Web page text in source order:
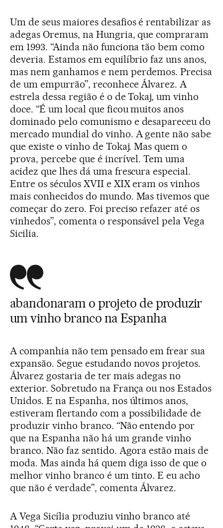
Um de seus maiores desafios é rentabilizar as
adegas Oremus, na Hungria, que compraram
em 1993. “Ainda não funciona tão bem como
deveria. Estamos em equilíbrio faz uns anos,
mas nem ganhamos e nem perdemos. Precisa
de um empurrão”, reconhece Álvarez. A
estrela dessa região é o de Tokaj, um vinho
doce. “É um local que ficou muitos anos
dominado pelo comunismo e desapareceu do
mercado mundial do vinho. A gente não sabe
que existe o vinho de Tokaj. Mas quem o
prova, percebe que é incrível. Tem uma
acidez que lhes dá uma frescura especial.
Entre os séculos XVII e XIX eram os vinhos
mais conhecidos do mundo. Mas tivemos que
começar do zero. Foi preciso refazer até os
vinhedos”, comenta o responsável pela Vega
Sicilia.
abandonaram o projeto de produzir
um vinho branco na Espanha
A companhia não tem pensado em frear sua
expansão. Segue estudando novos projetos.
Álvarez gostaria de ter mais adegas no
exterior. Sobretudo na França ou nos Estados
Unidos. E na Espanha, nos últimos anos,
estiveram flertando com a possibilidade de
produzir vinho branco. “Não entendo por
que na Espanha não há um grande vinho
branco. Não faz sentido. Agora estão mais de
moda. Mas ainda há quem diga isso de que o
melhor vinho branco é um tinto. E eu acho
que não é verdade”, comenta Álvarez.
A Vega Sicília produziu vinho branco até